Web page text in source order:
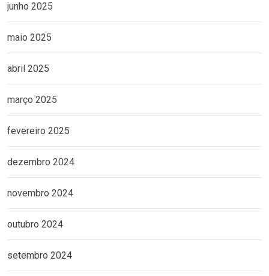
junho 2025
maio 2025
abril 2025
março 2025
fevereiro 2025
dezembro 2024
novembro 2024
outubro 2024
setembro 2024